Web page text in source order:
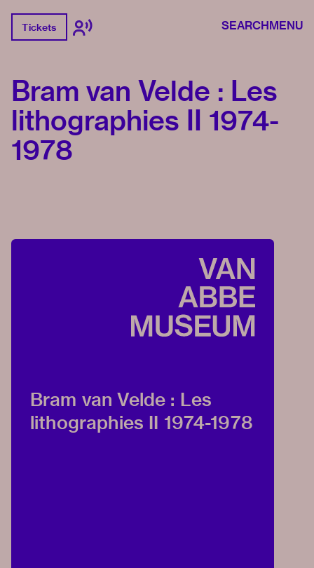
Tickets SEARCHMENU
Bram van Velde : Les
lithographies II 1974-
1978
Bram van Velde : Les
lithographies II 1974-1978